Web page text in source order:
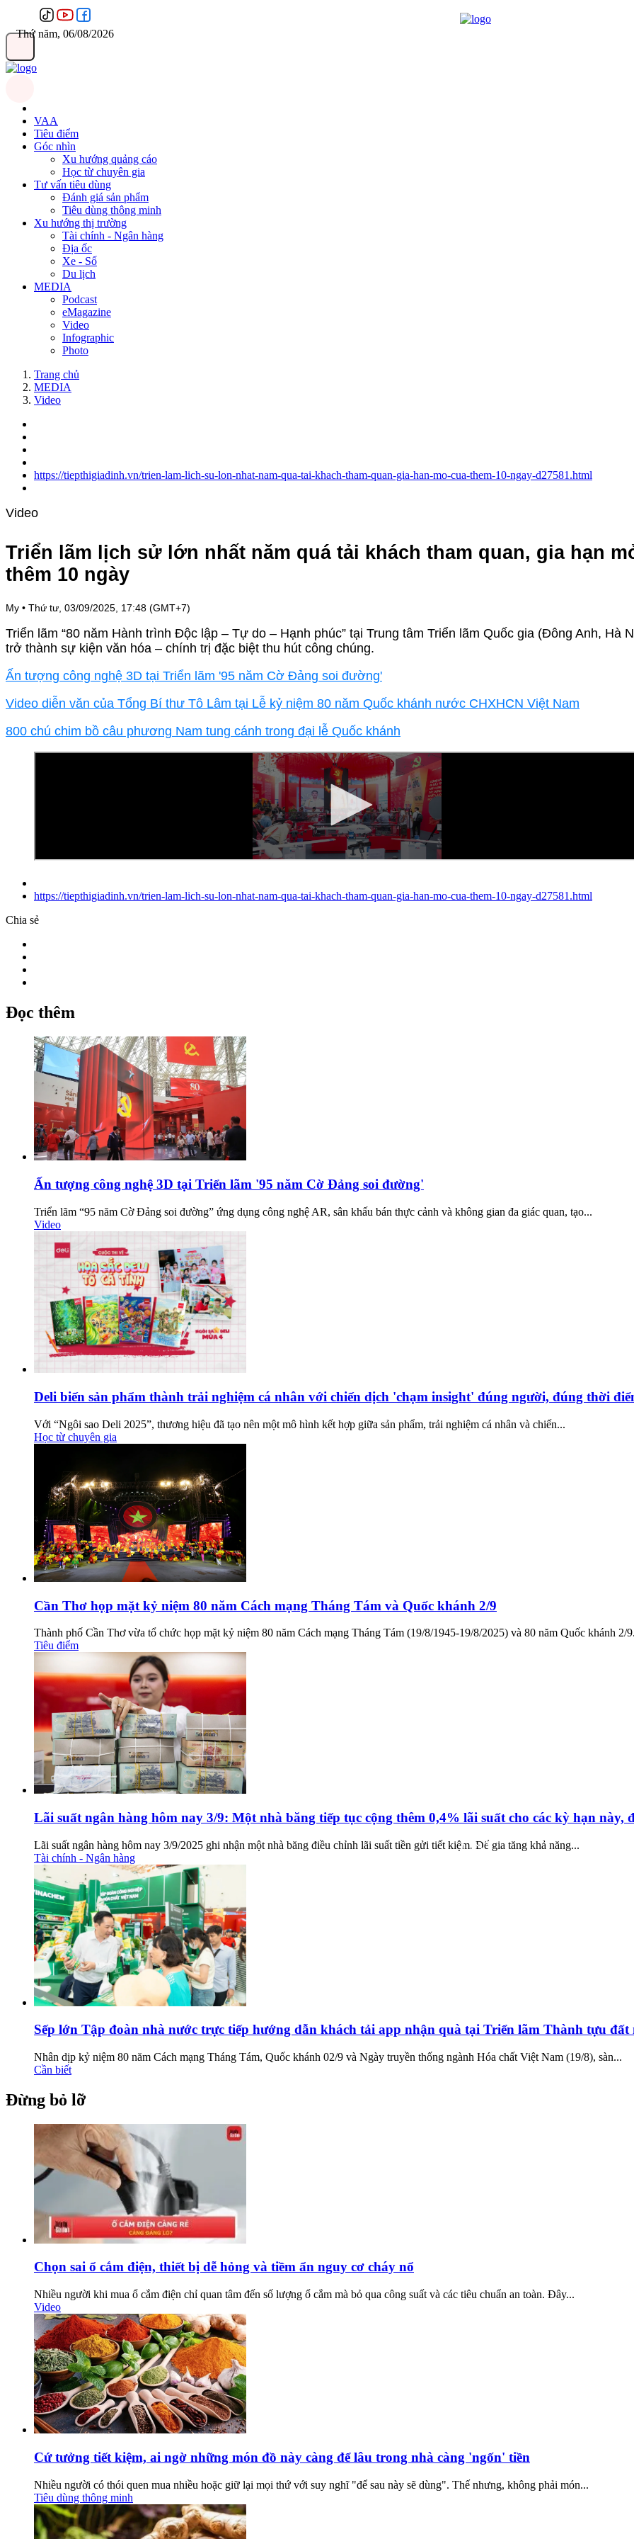
Thứ năm, 06/08/2026
VAA
Tiêu điểm
Góc nhìn
Xu hướng quảng cáo
Học từ chuyên gia
Tư vấn tiêu dùng
Đánh giá sản phẩm
Tiêu dùng thông minh
Xu hướng thị trường
Tài chính - Ngân hàng
Địa ốc
Xe - Số
Du lịch
MEDIA
Podcast
eMagazine
Video
Infographic
Photo
Trang chủ
MEDIA
Video
https://tiepthigiadinh.vn/trien-lam-lich-su-lon-nhat-nam-qua-tai-khach-tham-quan-gia-han-mo-cua-them-10-ngay-d27581.html
Video
Triển lãm lịch sử lớn nhất năm quá tải khách tham quan, gia hạn
thêm 10 ngày
My • Thứ tư, 03/09/2025, 17:48 (GMT+7)
Triển lãm “80 năm Hành trình Độc lập – Tự do – Hạnh phúc” tại Trung tâm Triển lãm Quốc gia (Đông Anh, Hà
trở thành sự kiện văn hóa – chính trị đặc biệt thu hút công chúng.
Ấn tượng công nghệ 3D tại Triển lãm '95 năm Cờ Đảng soi đường'
Video diễn văn của Tổng Bí thư Tô Lâm tại Lễ kỷ niệm 80 năm Quốc khánh nước CHXHCN Việt Nam
800 chú chim bồ câu phương Nam tung cánh trong đại lễ Quốc khánh
https://tiepthigiadinh.vn/trien-lam-lich-su-lon-nhat-nam-qua-tai-khach-tham-quan-gia-han-mo-cua-them-10-ngay-d27581.html
Chia sẻ
Đọc thêm
Ấn tượng công nghệ 3D tại Triển lãm '95 năm Cờ Đảng soi đường'
Triển lãm “95 năm Cờ Đảng soi đường” ứng dụng công nghệ AR, sân khấu bán thực cảnh và không gian đa giác quan, tạo...
Video
Deli biến sản phẩm thành trải nghiệm cá nhân với chiến dịch 'chạm insight' đúng người, đúng thời
Với “Ngôi sao Deli 2025”, thương hiệu đã tạo nên một mô hình kết hợp giữa sản phẩm, trải nghiệm cá nhân và chiến...
Học từ chuyên gia
Cần Thơ họp mặt kỷ niệm 80 năm Cách mạng Tháng Tám và Quốc khánh 2/9
Thành phố Cần Thơ vừa tổ chức họp mặt kỷ niệm 80 năm Cách mạng Tháng Tám (19/8/1945-19/8/2025) và 80 năm Quốc khánh 2/
Tiêu điểm
Lãi suất ngân hàng hôm nay 3/9: Một nhà băng tiếp tục cộng thêm 0,4% lãi suất cho các kỳ hạn này,
Lãi suất ngân hàng hôm nay 3/9/2025 ghi nhận một nhà băng điều chỉnh lãi suất tiền gửi tiết kiệm. Để gia tăng khả năng...
Tài chính - Ngân hàng
Sếp lớn Tập đoàn nhà nước trực tiếp hướng dẫn khách tải app nhận quà tại Triển lãm Thành tựu đất
Nhân dịp kỷ niệm 80 năm Cách mạng Tháng Tám, Quốc khánh 02/9 và Ngày truyền thống ngành Hóa chất Việt Nam (19/8), sàn...
Cần biết
Đừng bỏ lỡ
Chọn sai ổ cắm điện, thiết bị dễ hỏng và tiềm ẩn nguy cơ cháy nổ
Nhiều người khi mua ổ cắm điện chỉ quan tâm đến số lượng ổ cắm mà bỏ qua công suất và các tiêu chuẩn an toàn. Đây...
Video
Cứ tưởng tiết kiệm, ai ngờ những món đồ này càng để lâu trong nhà càng 'ngốn' tiền
Nhiều người có thói quen mua nhiều hoặc giữ lại mọi thứ với suy nghĩ "để sau này sẽ dùng". Thế nhưng, không phải món...
Tiêu dùng thông minh